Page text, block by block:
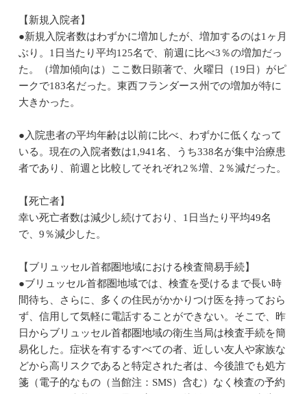
【新規入院者】
●新規入院者数はわずかに増加したが、増加するのは1ヶ月
ぶり。1日当たり平均125名で、前週に比べ3％の増加だっ
た。（増加傾向は）ここ数日顕著で、火曜日（19日）がピ
ークで183名だった。東西フランダース州での増加が特に
大きかった。
●入院患者の平均年齢は以前に比べ、わずかに低くなって
いる。現在の入院者数は1,941名、うち338名が集中治療患
者であり、前週と比較してそれぞれ2％増、2％減だった。
【死亡者】
幸い死亡者数は減少し続けており、1日当たり平均49名
で、9％減少した。
【ブリュッセル首都圏地域における検査簡易手続】
●ブリュッセル首都圏地域では、検査を受けるまで長い時
間待ち、さらに、多くの住民がかかりつけ医を持っておら
ず、信用して気軽に電話することができない。そこで、昨
日からブリュッセル首都圏地域の衛生当局は検査手続を簡
易化した。症状を有するすべての者、近しい友人や家族な
どから高リスクであると特定された者は、今後誰でも処方
箋（電子的なもの（当館注：SMS）含む）なく検査の予約